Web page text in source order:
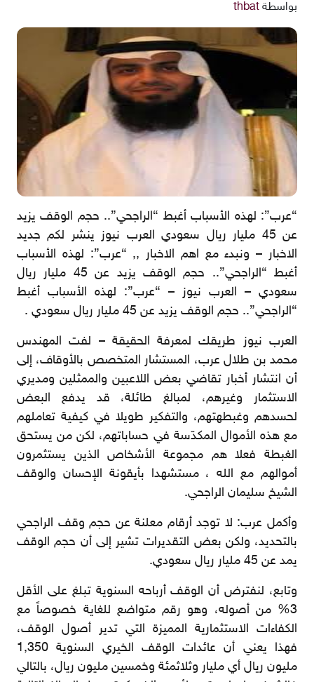
بواسطة thbat
“عرب”: لهذه الأسباب أغبط “الراجحي”.. حجم الوقف يزيد
عن 45 مليار ريال سعودي العرب نيوز ينشر لكم جديد
الاخبار – ونبدء مع اهم الاخبار ,, “عرب”: لهذه الأسباب
أغبط “الراجحي”.. حجم الوقف يزيد عن 45 مليار ريال
سعودي – العرب نيوز – “عرب”: لهذه الأسباب أغبط
“الراجحي”.. حجم الوقف يزيد عن 45 مليار ريال سعودي .
العرب نيوز طريقك لمعرفة الحقيقة – لفت المهندس
محمد بن طلال عرب، المستشار المتخصص بالأوقاف، إلى
أن انتشار أخبار تقاضي بعض اللاعبين والممثلين ومديري
الاستثمار وغيرهم، لمبالغ طائلة، قد يدفع البعض
لحسدهم وغبطهتهم، والتفكير طويلا في كيفية تعاملهم
مع هذه الأموال المكدّسة في حساباتهم، لكن من يستحق
الغبطة فعلا هم مجموعة الأشخاص الذين يستثمرون
أموالهم مع الله ، مستشهدا بأيقونة الإحسان والوقف
الشيخ سليمان الراجحي.
وأكمل عرب: لا توجد أرقام معلنة عن حجم وقف الراجحي
بالتحديد، ولكن بعض التقديرات تشير إلى أن حجم الوقف
يمد عن 45 مليار ريال سعودي.
وتابع، لنفترض أن الوقف أرباحه السنوية تبلغ على الأقل
3% من أصوله، وهو رقم متواضع للغاية خصوصاً مع
الكفاءات الاستثمارية المميزة التي تدير أصول الوقف،
فهذا يعني أن عائدات الوقف الخيري السنوية 1,350
مليون ريال أي مليار وثلاثمئة وخمسين مليون ريال، بالتالي